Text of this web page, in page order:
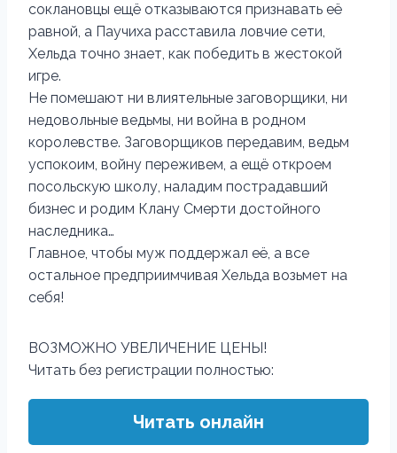
соклановцы ещё отказываются признавать её
равной, а Паучиха расставила ловчие сети,
Хельда точно знает, как победить в жестокой
игре.
Не помешают ни влиятельные заговорщики, ни
недовольные ведьмы, ни война в родном
королевстве. Заговорщиков передавим, ведьм
успокоим, войну переживем, а ещё откроем
посольскую школу, наладим пострадавший
бизнес и родим Клану Смерти достойного
наследника…
Главное, чтобы муж поддержал её, а все
остальное предприимчивая Хельда возьмет на
себя!
ВОЗМОЖНО УВЕЛИЧЕНИЕ ЦЕНЫ!
Читать без регистрации полностью:
Читать онлайн